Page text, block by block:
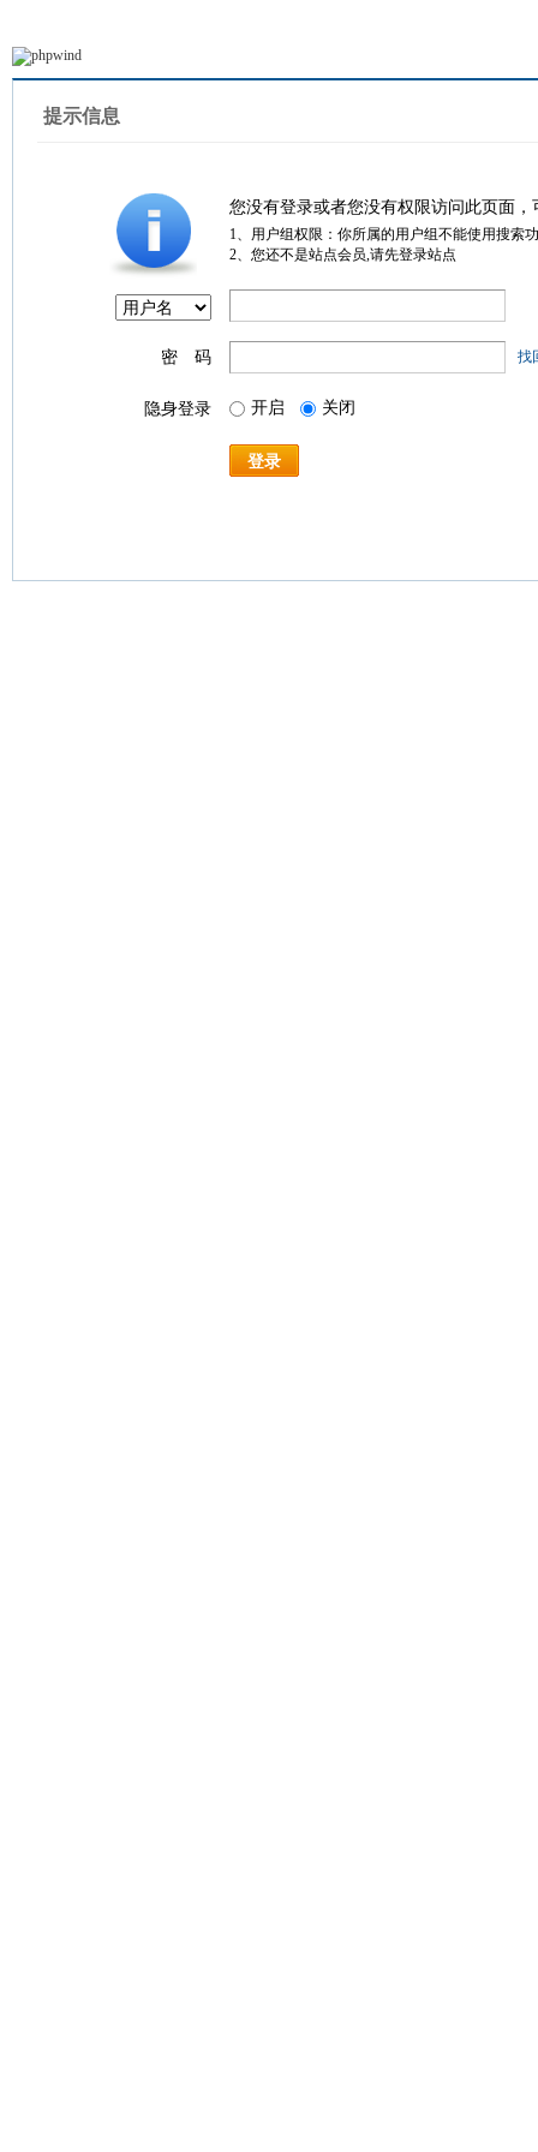
提示信息
您没有登录或者您没有权限访问此页面
1、用户组权限：你所属的用户组不能使用搜索
2、您还不是站点会员,请先登录站点
密 码 找
隐身登录 开启 关闭
登录